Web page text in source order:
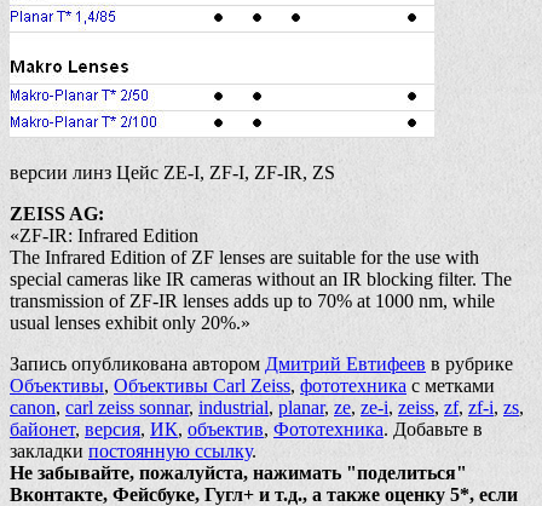
версии линз Цейс ZE-I, ZF-I, ZF-IR, ZS
ZEISS AG:
«ZF-IR: Infrared Edition
The Infrared Edition of ZF lenses are suitable for the use with
special cameras like IR cameras without an IR blocking filter. The
transmission of ZF-IR lenses adds up to 70% at 1000 nm, while
usual lenses exhibit only 20%.»
Запись опубликована автором Дмитрий Евтифеев в рубрике
Объективы, Объективы Carl Zeiss, фототехника с метками
canon, carl zeiss sonnar, industrial, planar, ze, ze-i, zeiss, zf, zf-i, zs,
байонет, версия, ИК, объектив, Фототехника. Добавьте в
закладки постоянную ссылку.
Не забывайте, пожалуйста, нажимать "поделиться"
Вконтакте, Фейсбуке, Гугл+ и т.д., а также оценку 5*, если